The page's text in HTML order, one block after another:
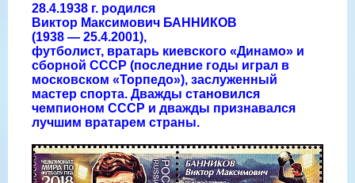
28.4.1938 г. родился
Виктор Максимович БАННИКОВ
(1938 — 25.4.2001),
футболист, вратарь киевского «Динамо» и
сборной СССР (последние годы играл в
московском «Торпедо»), заслуженный
мастер спорта. Дважды становился
чемпионом СССР и дважды признавался
лучшим вратарем страны.